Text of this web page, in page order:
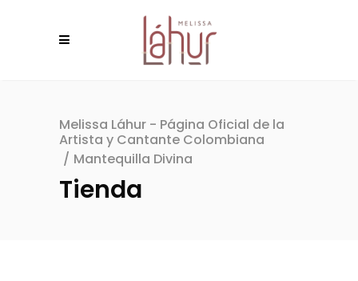
Melissa Láhur - Página Oficial de la
Artista y Cantante Colombiana
/ Mantequilla Divina
Tienda